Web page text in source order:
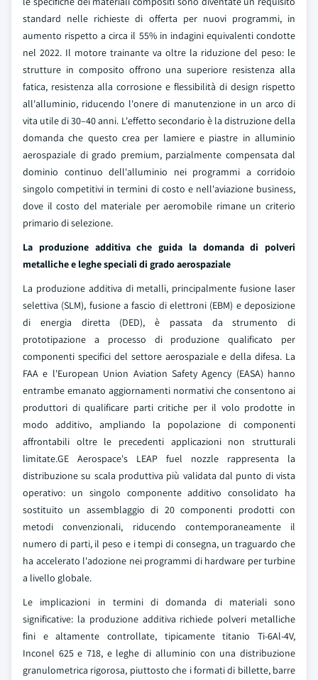
standard nelle richieste di offerta per nuovi programmi, in
aumento rispetto a circa il 55% in indagini equivalenti condotte
nel 2022. Il motore trainante va oltre la riduzione del peso: le
strutture in composito offrono una superiore resistenza alla
fatica, resistenza alla corrosione e flessibilità di design rispetto
all'alluminio, riducendo l'onere di manutenzione in un arco di
vita utile di 30–40 anni. L'effetto secondario è la distruzione della
domanda che questo crea per lamiere e piastre in alluminio
aerospaziale di grado premium, parzialmente compensata dal
dominio continuo dell'alluminio nei programmi a corridoio
singolo competitivi in termini di costo e nell'aviazione business,
dove il costo del materiale per aeromobile rimane un criterio
primario di selezione.
La produzione additiva che guida la domanda di polveri
metalliche e leghe speciali di grado aerospaziale
La produzione additiva di metalli, principalmente fusione laser
selettiva (SLM), fusione a fascio di elettroni (EBM) e deposizione
di energia diretta (DED), è passata da strumento di
prototipazione a processo di produzione qualificato per
componenti specifici del settore aerospaziale e della difesa. La
FAA e l'European Union Aviation Safety Agency (EASA) hanno
entrambe emanato aggiornamenti normativi che consentono ai
produttori di qualificare parti critiche per il volo prodotte in
modo additivo, ampliando la popolazione di componenti
affrontabili oltre le precedenti applicazioni non strutturali
limitate.GE Aerospace's LEAP fuel nozzle rappresenta la
distribuzione su scala produttiva più validata dal punto di vista
operativo: un singolo componente additivo consolidato ha
sostituito un assemblaggio di 20 componenti prodotti con
metodi convenzionali, riducendo contemporaneamente il
numero di parti, il peso e i tempi di consegna, un traguardo che
ha accelerato l'adozione nei programmi di hardware per turbine
a livello globale.
Le implicazioni in termini di domanda di materiali sono
significative: la produzione additiva richiede polveri metalliche
fini e altamente controllate, tipicamente titanio Ti-6Al-4V,
Inconel 625 e 718, e leghe di alluminio con una distribuzione
granulometrica rigorosa, piuttosto che i formati di billette, barre